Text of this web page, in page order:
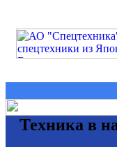
Техника в